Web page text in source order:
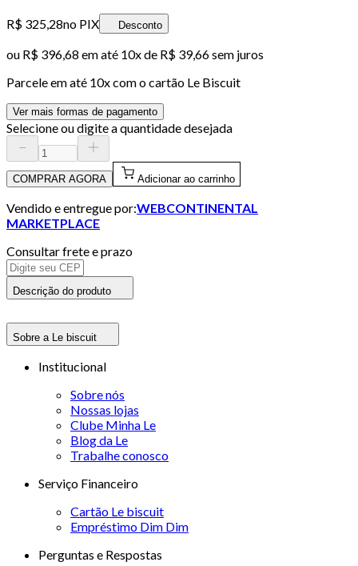
R$ 325,28no PIX Desconto
ou R$ 396,68 em até 10x de R$ 39,66 sem juros
Parcele em até 10x com o cartão Le Biscuit
Ver mais formas de pagamento
Selecione ou digite a quantidade desejada
COMPRAR AGORA Adicionar ao carrinho
Vendido e entregue por:WEBCONTINENTAL
MARKETPLACE
Consultar frete e prazo
Descrição do produto
Sobre a Le biscuit
Institucional
Sobre nós
Nossas lojas
Clube Minha Le
Blog da Le
Trabalhe conosco
Serviço Financeiro
Cartão Le biscuit
Empréstimo Dim Dim
Perguntas e Respostas